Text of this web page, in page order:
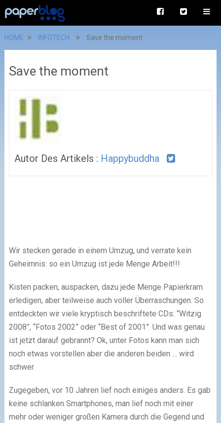
HOME INFOTECH Save the moment
Save the moment
Autor Des Artikels : Happybuddha
Wir stecken gerade in einem Umzug, und verrate kein
Geheimnis: so ein Umzug ist jede Menge Arbeit!!!
Kisten packen, auspacken, dazu jede Menge Papierkram
erledigen, aber teilweise auch voller Überraschungen. So
entdeckten wir viele kryptisch beschriftete CDs: “Witzig
2008”, “Fotos 2002” oder “Best of 2001”. Und was genau
ist jetzt darauf gebrannt? Ok, unter Fotos kann man sich
noch etwas vorstellen aber die anderen beiden … wird
schwer.
Zugegeben, vor 10 Jahren lief noch einiges anders. Es gab
keine schlanken Smartphones, man lief noch mit einer
mehr oder weniger großen Kamera durch die Gegend und